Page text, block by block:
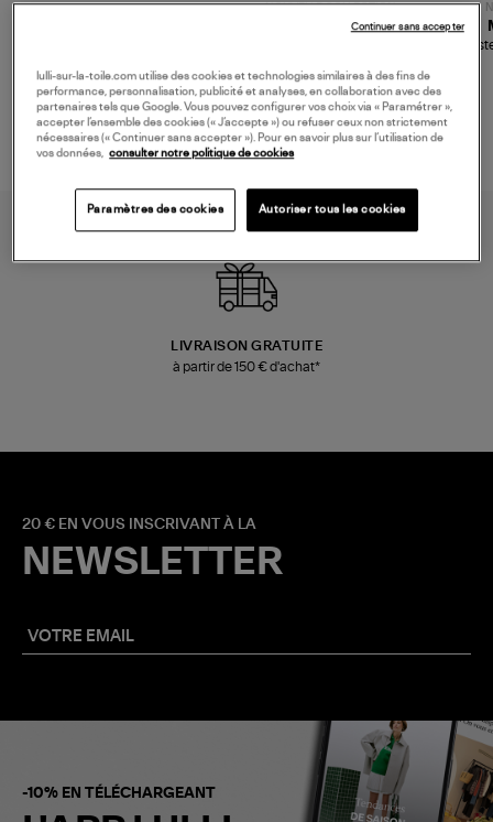
NOUVELLE COLLECTION
TORAL
LIVRAISON GRATUITE
à partir de 150 € d'achat*
20 € EN VOUS INSCRIVANT À LA
NEWSLETTER
-10% EN TÉLÉCHARGEANT
lulli-sur-la-toile.com utilise des cookies et technologies similaires à des fins de
performance, personnalisation, publicité et analyses, en collaboration avec des
partenaires tels que Google. Vous pouvez configurer vos choix via « Paramétrer »,
accepter l’ensemble des cookies (« J’accepte ») ou refuser ceux non strictement
nécessaires (« Continuer sans accepter »). Pour en savoir plus sur l’utilisation de
vos données,
consulter notre politique de cookies
Paramètres des cookies Autoriser tous les cookies
Continuer sans accepter